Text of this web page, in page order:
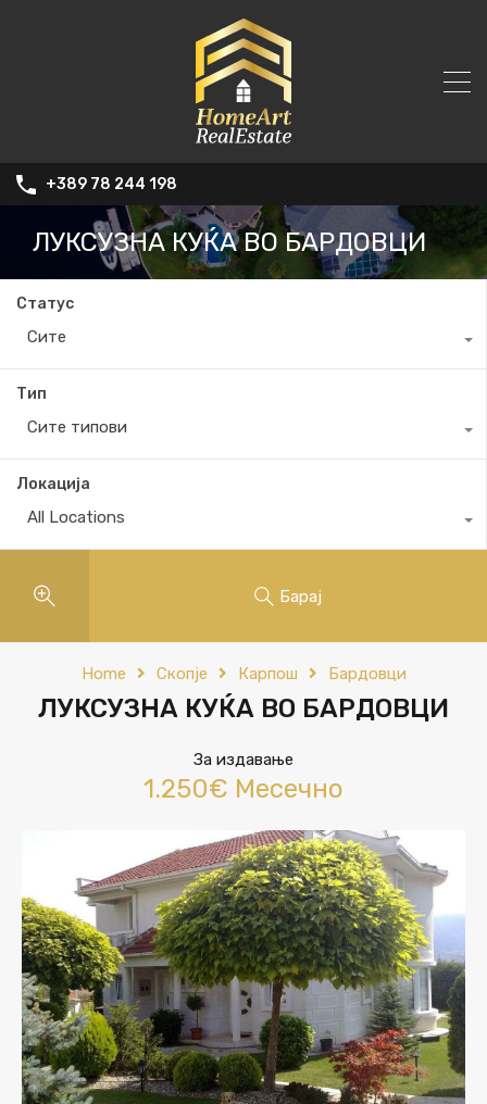
+389 78 244 198
ЛУКСУЗНА КУЌА ВО БАРДОВЦИ
Статус
Сите
Тип
Сите типови
Локација
All Locations
Барај
Home Скопје Карпош Бардовци
ЛУКСУЗНА КУЌА ВО БАРДОВЦИ
За издавање
1.250€ Месечно